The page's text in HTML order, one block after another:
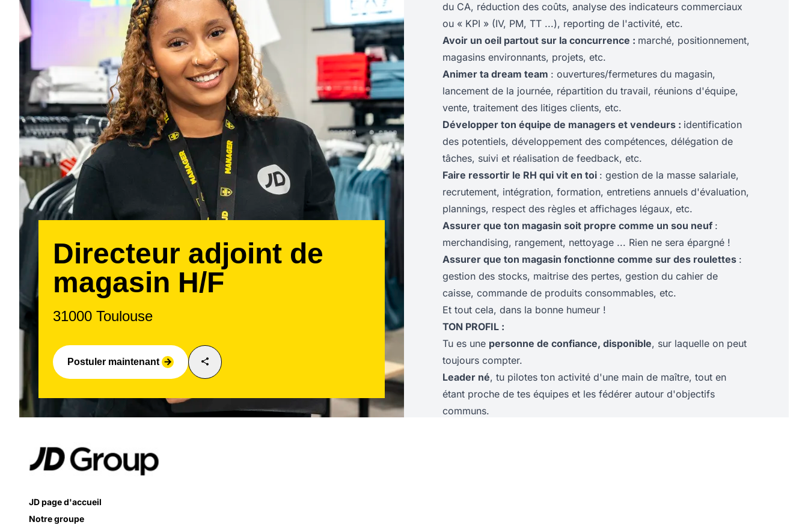
Directeur adjoint de
magasin H/F
31000 Toulouse
Postuler maintenant arrow_forward share
du CA, réduction des coûts, analyse des indicateurs commerciaux
ou « KPI » (IV, PM, TT ...), reporting de l'activité, etc.
Avoir un oeil partout sur la concurrence : marché, positionnement,
magasins environnants, projets, etc.
Animer ta dream team : ouvertures/fermetures du magasin,
lancement de la journée, répartition du travail, réunions d'équipe,
vente, traitement des litiges clients, etc.
Développer ton équipe de managers et vendeurs : identification
des potentiels, développement des compétences, délégation de
tâches, suivi et réalisation de feedback, etc.
Faire ressortir le RH qui vit en toi : gestion de la masse salariale,
recrutement, intégration, formation, entretiens annuels d'évaluation,
plannings, respect des règles et affichages légaux, etc.
Assurer que ton magasin soit propre comme un sou neuf :
merchandising, rangement, nettoyage ... Rien ne sera épargné !
Assurer que ton magasin fonctionne comme sur des roulettes :
gestion des stocks, maitrise des pertes, gestion du cahier de
caisse, commande de produits consommables, etc.
Et tout cela, dans la bonne humeur !
TON PROFIL :
Tu es une personne de confiance, disponible, sur laquelle on peut
toujours compter.
Leader né, tu pilotes ton activité d'une main de maître, tout en
étant proche de tes équipes et les fédérer autour d'objectifs
communs.
JD page d'accueil
Notre groupe